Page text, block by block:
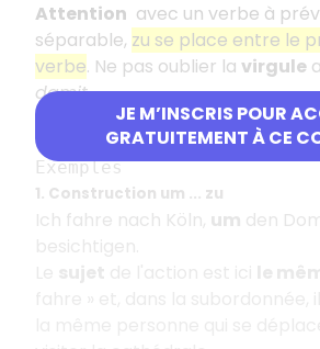
JE M’INSCRIS POUR
GRATUITEMENT À CE
Attention avec un verbe à
séparable, zu se place entre le
verbe. Ne pas oublier la virgule
damit.
Exemples d'application
Exemples
1. Construction um ... zu
Ich fahre nach Köln, um den